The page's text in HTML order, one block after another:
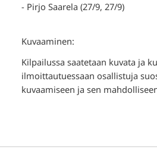
- Pirjo Saarela (27/9, 27/9)
Kuvaaminen:
Kilpailussa saatetaan kuvata ja
ilmoittautuessaan osallistuja
kuvaamiseen ja sen